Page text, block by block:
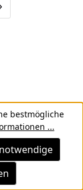
überspringen
bestmögliche
...